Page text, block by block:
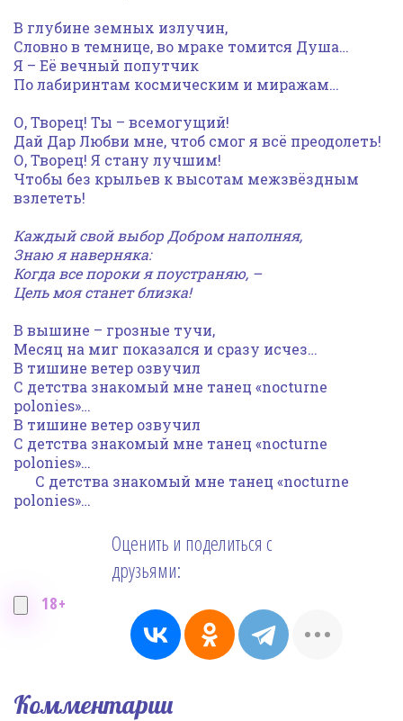
В глубине земных излучин,
Словно в темнице, во мраке томится Душа…
Я – Её вечный попутчик
По лабиринтам космическим и миражам…
О, Творец! Ты – всемогущий!
Дай Дар Любви мне, чтоб смог я всё преодолеть!
О, Творец! Я стану лучшим!
Чтобы без крыльев к высотам межзвёздным
взлететь!
Каждый свой выбор Добром наполняя,
Знаю я наверняка:
Когда все пороки я поустраняю, –
Цель моя станет близка!
В вышине – грозные тучи,
Месяц на миг показался и сразу исчез…
В тишине ветер озвучил
С детства знакомый мне танец «nocturne
polonies»…
В тишине ветер озвучил
С детства знакомый мне танец «nocturne
polonies»…
С детства знакомый мне танец «nocturne
polonies»…
18+
Оценить и поделиться с
друзьями:
Комментарии